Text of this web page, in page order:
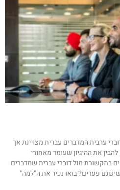
ערבית המדברים עברית מצויינת אך
את ההיגיון שעומד מאחורי
בתקשורת מול דוברי עברית שמדברים
פערים? בואו נכיר את ה"למה"